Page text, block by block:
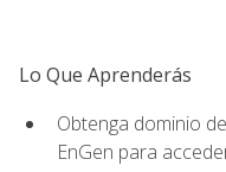
Lo Que Aprenderás
Obtenga dominio
EnGen para